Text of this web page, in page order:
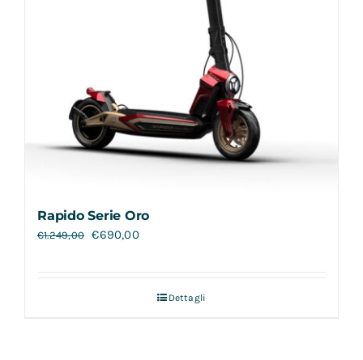
Rapido Serie Oro
€1.249,00 €690,00
Dettagli